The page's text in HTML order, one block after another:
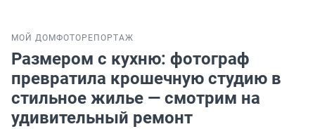
МОЙ ДОМФОТОРЕПОРТАЖ
Размером с кухню: фотограф
превратила крошечную студию в
стильное жилье — смотрим на
удивительный ремонт